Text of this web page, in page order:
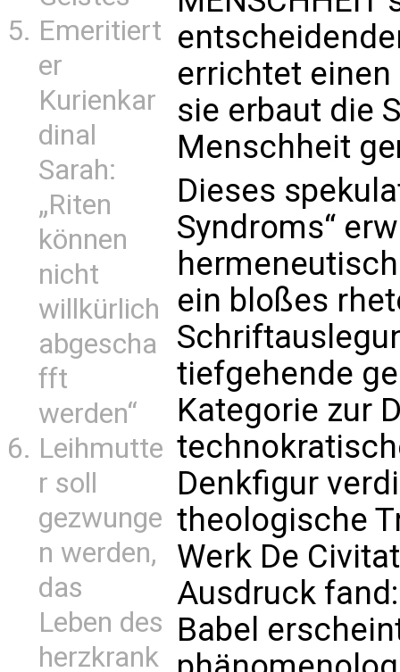
Emeritiert
er
Kurienkar
dinal
Sarah:
„Riten
können
nicht
willkürlich
abgescha
fft
werden“
Leihmutte
r soll
gezwunge
n werden,
das
Leben des
herzkrank
errichtet einen
sie erbaut die
Menschheit
Dieses
Syndroms“
ein bloßes
tiefgehende
Kategorie zur
Denkfigur
theologische
Werk De
Ausdruck
Babel